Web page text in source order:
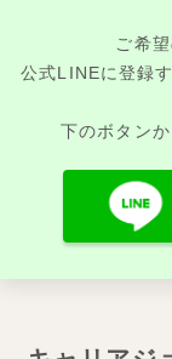
ご希
公式LINEに登録
下のボタン